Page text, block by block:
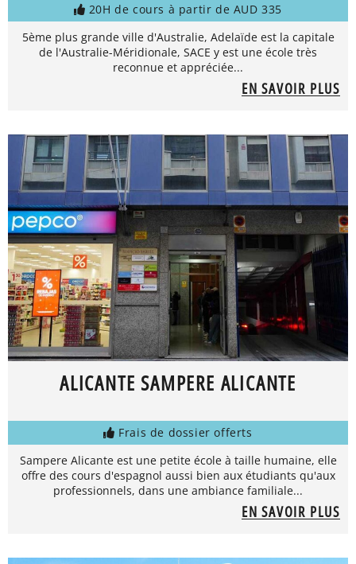
20H de cours à partir de AUD 335
5ème plus grande ville d'Australie, Adelaïde est la capitale
de l'Australie-Méridionale, SACE y est une école très
reconnue et appréciée...
EN SAVOIR PLUS
ALICANTE SAMPERE ALICANTE
Frais de dossier offerts
Sampere Alicante est une petite école à taille humaine, elle
offre des cours d'espagnol aussi bien aux étudiants qu'aux
professionnels, dans une ambiance familiale...
EN SAVOIR PLUS